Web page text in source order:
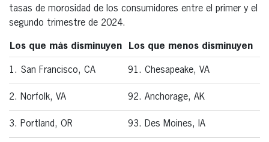
tasas de morosidad de los consumidores entre el primer y el
segundo trimestre de 2024.
Los que más disminuyen Los que menos disminuyen
1. San Francisco, CA 91. Chesapeake, VA
2. Norfolk, VA 92. Anchorage, AK
3. Portland, OR 93. Des Moines, IA